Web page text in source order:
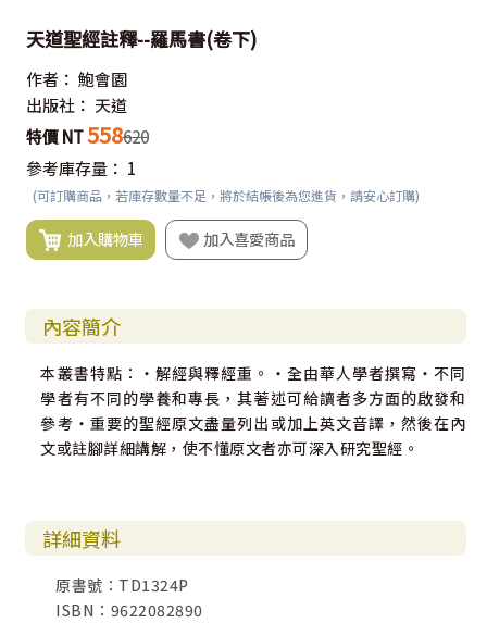
天道聖經註釋--羅馬書(卷下)
作者： 鮑會園
出版社： 天道
特價 NT558620
參考庫存量： 1
(可訂購商品，若庫存數量不足，將於結帳後為您進貨，請安心訂購)
加入購物車 加入喜愛商品
內容簡介
本叢書特點：‧解經與釋經重。‧全由華人學者撰寫‧不同
學者有不同的學養和專長，其著述可給讀者多方面的啟發和
參考‧重要的聖經原文盡量列出或加上英文音譯，然後在內
文或註腳詳細講解，使不懂原文者亦可深入研究聖經。
詳細資料
原書號：TD1324P
ISBN：9622082890